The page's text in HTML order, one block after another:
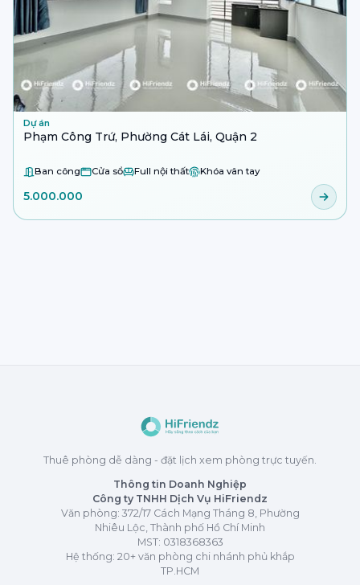
Dự án
Phạm Công Trứ, Phường Cát Lái, Quận 2
Ban công Cửa sổ Full nội thất Khóa vân tay
5.000.000
Thuê phòng dễ dàng - đặt lịch xem phòng trực tuyến.
Thông tin Doanh Nghiệp
Công ty TNHH Dịch Vụ HiFriendz
Văn phòng: 372/17 Cách Mạng Tháng 8, Phường
Nhiêu Lộc, Thành phố Hồ Chí Minh
MST: 0318368363
Hệ thống: 20+ văn phòng chi nhánh phủ khắp
TP.HCM